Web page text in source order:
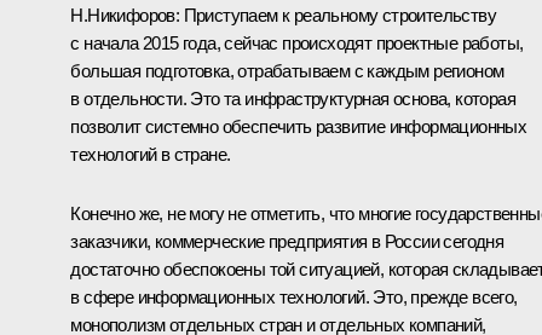
Н.Никифоров: Приступаем к реальному строительству
с начала 2015 года, сейчас происходят проектные работы,
большая подготовка, отрабатываем с каждым регионом
в отдельности. Это та инфраструктурная основа, которая
позволит системно обеспечить развитие информационных
технологий в стране.
Конечно же, не могу не отметить, что многие
заказчики, коммерческие предприятия в России сегодня
достаточно обеспокоены той ситуацией, которая
в сфере информационных технологий. Это, прежде всего,
монополизм отдельных стран и отдельных компаний,